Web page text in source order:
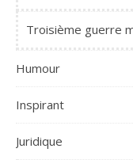
Troisième guerre
Humour
Inspirant
Juridique